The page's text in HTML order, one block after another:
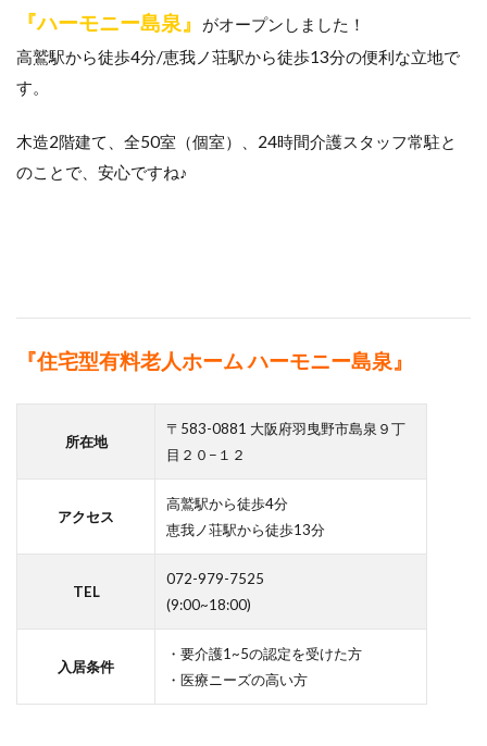
『ハーモニー島泉』
がオープンしました！
高鷲駅から徒歩4分/恵我ノ荘駅から徒歩13分の便利な立地で
す。
木造2階建て、全50室（個室）、24時間介護スタッフ常駐と
のことで、安心ですね♪
『住宅型有料老人ホーム ハーモニー島泉』
所在地
〒583-0881 大阪府羽曳野市島泉９丁
目２０−１２
アクセス
高鷲駅から徒歩4分
恵我ノ荘駅から徒歩13分
TEL
072-979-7525
(9:00~18:00)
入居条件
・要介護1~5の認定を受けた方
・医療ニーズの高い方